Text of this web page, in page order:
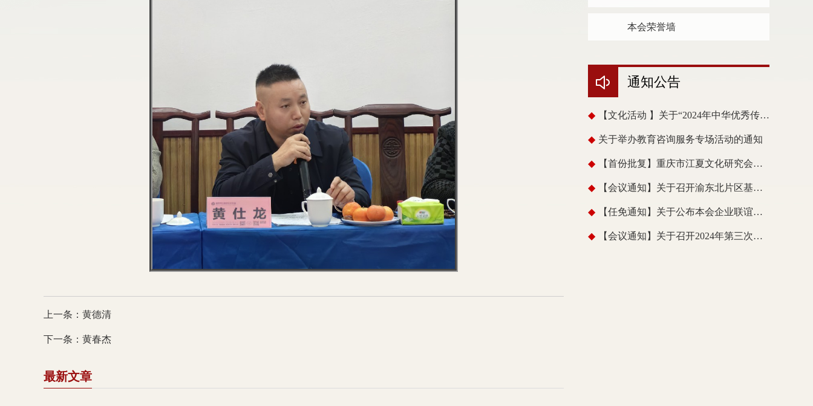
上一条：黄德清
下一条：黄春杰
最新文章
本会荣誉墙
通知公告
◆ 【文化活动 】关于“2024年中华优秀传统文化教育工作方案”补充通知
◆ 关于举办教育咨询服务专场活动的通知
◆ 【首份批复】重庆市江夏文化研究会正式批复彭水联络处新一届领导班子
◆ 【会议通知】关于召开渝东北片区基层组织建设与发展专题工作会议的通知
◆ 【任免通知】关于公布本会企业联谊会新一届领导班子的通知
◆ 【会议通知】关于召开2024年第三次会长办公会（扩大会）的通知